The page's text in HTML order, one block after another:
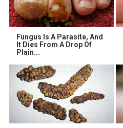
Fungus Is A Parasite, And
It Dies From A Drop Of
Plain...